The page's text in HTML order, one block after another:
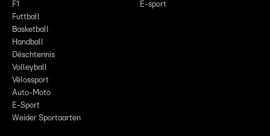
F1
Futtball
Basketball
Handball
Dëschtennis
Volleyball
Vëlossport
Auto-Moto
E-Sport
Weider Sportaarten
E-sport